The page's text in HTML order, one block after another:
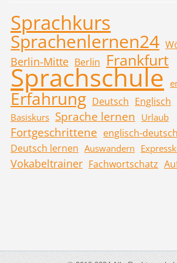
Sprachkurs
Sprachenlernen24
Berlin-Mitte Berlin Frankfurt
Sprachschule
Erfahrung Deutsch Englisch
Basiskurs Sprache lernen Urlaub
Fortgeschrittene englisch-deutsch
Deutsch lernen Auswandern
Vokabeltrainer Fachwortschatz